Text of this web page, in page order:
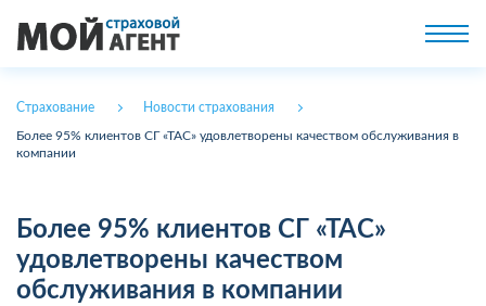
Страхование Новости страхования
Более 95% клиентов СГ «ТАС» удовлетворены качеством обслуживания в
компании
Более 95% клиентов СГ «ТАС»
удовлетворены качеством
обслуживания в компании